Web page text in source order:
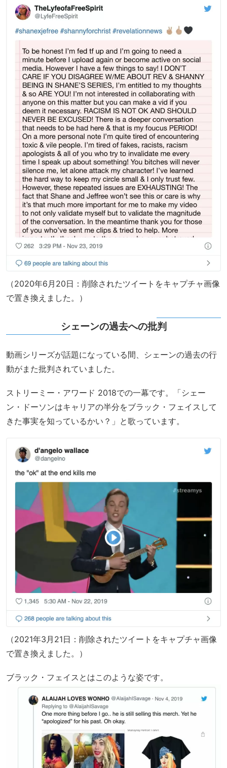
（2020年6月20日：削除されたツイートをキャプチャ画像
で置き換えました。）
シェーンの過去への批判
動画シリーズが話題になっている間、シェーンの過去の行
動がまた批判されていました。
ストリーミー・アワード 2018での一幕です。「シェー
ン・ドーソンはキャリアの半分をブラック・フェイスして
きた事実を知っているかい？」と歌っています。
（2021年3月21日：削除されたツイートをキャプチャ画像
で置き換えました。）
ブラック・フェイスとはこのような姿です。